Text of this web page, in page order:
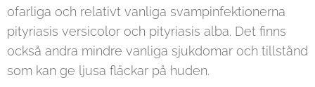
ofarliga och relativt vanliga svampinfektionerna
pityriasis versicolor och pityriasis alba. Det finns
också andra mindre vanliga sjukdomar och tillstånd
som kan ge ljusa fläckar på huden.